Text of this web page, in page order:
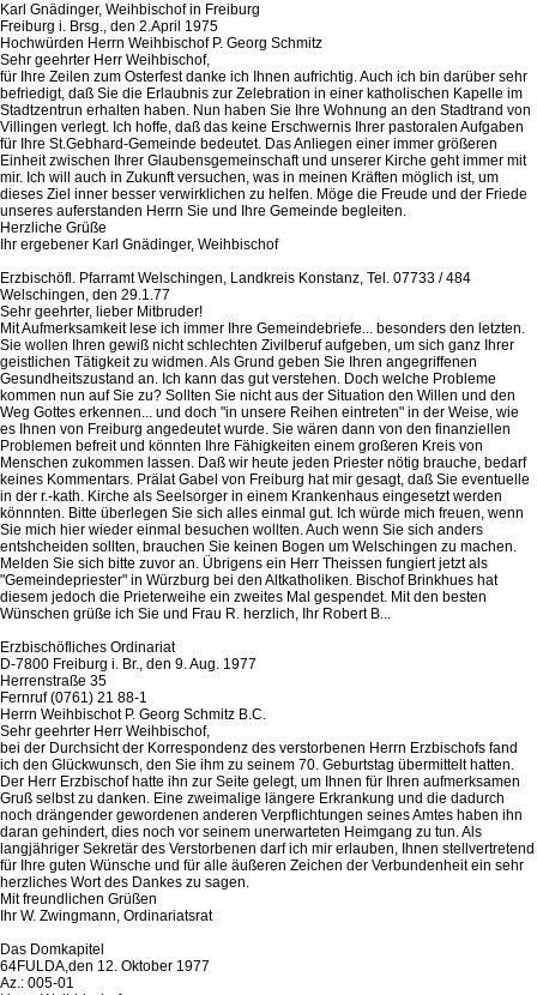
Karl Gnädinger, Weihbischof in Freiburg
Freiburg i. Brsg., den 2.April 1975
Hochwürden Herrn Weihbischof P. Georg Schmitz
Sehr geehrter Herr Weihbischof,
für Ihre Zeilen zum Osterfest danke ich Ihnen aufrichtig. Auch ich bin darüber sehr
befriedigt, daß Sie die Erlaubnis zur Zelebration in einer katholischen Kapelle im
Stadtzentrun erhalten haben. Nun haben Sie Ihre Wohnung an den Stadtrand von
Villingen verlegt. Ich hoffe, daß das keine Erschwernis Ihrer pastoralen Aufgaben
für Ihre St.Gebhard-Gemeinde bedeutet. Das Anliegen einer immer größeren
Einheit zwischen Ihrer Glaubensgemeinschaft und unserer Kirche geht immer mit
mir. Ich will auch in Zukunft versuchen, was in meinen Kräften möglich ist, um
dieses Ziel inner besser verwirklichen zu helfen. Möge die Freude und der Friede
unseres auferstanden Herrn Sie und Ihre Gemeinde begleiten.
Herzliche Grüße
Ihr ergebener Karl Gnädinger, Weihbischof
Erzbischöfl. Pfarramt Welschingen, Landkreis Konstanz, Tel. 07733 / 484
Welschingen, den 29.1.77
Sehr geehrter, lieber Mitbruder!
Mit Aufmerksamkeit lese ich immer Ihre Gemeindebriefe... besonders den letzten.
Sie wollen Ihren gewiß nicht schlechten Zivilberuf aufgeben, um sich ganz Ihrer
geistlichen Tätigkeit zu widmen. Als Grund geben Sie Ihren angegriffenen
Gesundheitszustand an. Ich kann das gut verstehen. Doch welche Probleme
kommen nun auf Sie zu? Sollten Sie nicht aus der Situation den Willen und den
Weg Gottes erkennen... und doch "in unsere Reihen eintreten" in der Weise, wie
es Ihnen von Freiburg angedeutet wurde. Sie wären dann von den finanziellen
Problemen befreit und könnten Ihre Fähigkeiten einem großeren Kreis von
Menschen zukommen lassen. Daß wir heute jeden Priester nötig brauche, bedarf
keines Kommentars. Prälat Gabel von Freiburg hat mir gesagt, daß Sie eventuelle
in der r.-kath. Kirche als Seelsorger in einem Krankenhaus eingesetzt werden
könnnten. Bitte überlegen Sie sich alles einmal gut. Ich würde mich freuen, wenn
Sie mich hier wieder einmal besuchen wollten. Auch wenn Sie sich anders
entshcheiden sollten, brauchen Sie keinen Bogen um Welschingen zu machen.
Melden Sie sich bitte zuvor an. Übrigens ein Herr Theissen fungiert jetzt als
"Gemeindepriester" in Würzburg bei den Altkatholiken. Bischof Brinkhues hat
diesem jedoch die Prieterweihe ein zweites Mal gespendet. Mit den besten
Wünschen grüße ich Sie und Frau R. herzlich, Ihr Robert B...
Erzbischöfliches Ordinariat
D-7800 Freiburg i. Br., den 9. Aug. 1977
Herrenstraße 35
Fernruf (0761) 21 88-1
Herrn Weihbischot P. Georg Schmitz B.C.
Sehr geehrter Herr Weihbischof,
bei der Durchsicht der Korrespondenz des verstorbenen Herrn Erzbischofs fand
ich den Glückwunsch, den Sie ihm zu seinem 70. Geburtstag übermittelt hatten.
Der Herr Erzbischof hatte ihn zur Seite gelegt, um Ihnen für Ihren aufmerksamen
Gruß selbst zu danken. Eine zweimalige längere Erkrankung und die dadurch
noch drängender gewordenen anderen Verpflichtungen seines Amtes haben ihn
daran gehindert, dies noch vor seinem unerwarteten Heimgang zu tun. Als
langjähriger Sekretär des Verstorbenen darf ich mir erlauben, Ihnen stellvertretend
für Ihre guten Wünsche und für alle äußeren Zeichen der Verbundenheit ein sehr
herzliches Wort des Dankes zu sagen.
Mit freundlichen Grüßen
Ihr W. Zwingmann, Ordinariatsrat
Das Domkapitel
64FULDA,den 12. Oktober 1977
Az.: 005-01